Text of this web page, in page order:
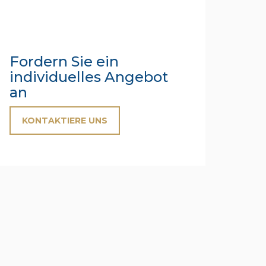
Fordern Sie ein
individuelles Angebot
an
KONTAKTIERE UNS